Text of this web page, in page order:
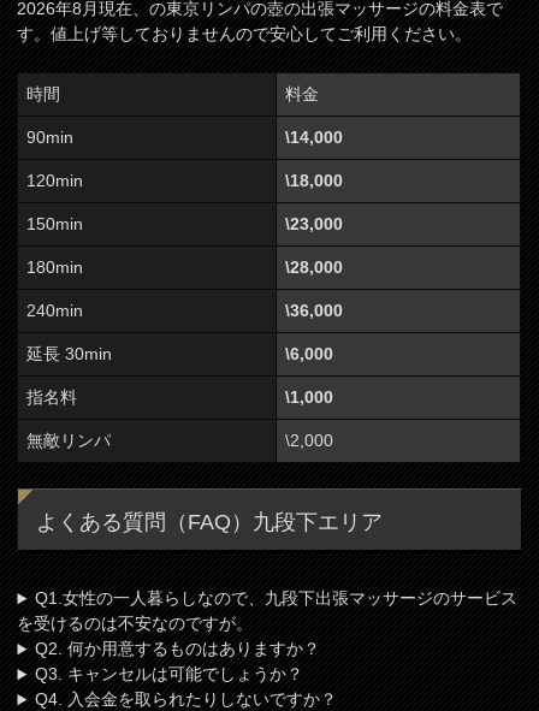
2026年8月現在、の東京リンパの壺の出張マッサージの料金表で
す。値上げ等しておりませんので安心してご利用ください。
時間 料金
90min \14,000
120min \18,000
150min \23,000
180min \28,000
240min \36,000
延長 30min \6,000
指名料 \1,000
無敵リンパ \2,000
よくある質問（FAQ）九段下エリア
Q1.女性の一人暮らしなので、九段下出張マッサージのサービス
を受けるのは不安なのですが。
Q2. 何か用意するものはありますか？
Q3. キャンセルは可能でしょうか？
Q4. 入会金を取られたりしないですか？